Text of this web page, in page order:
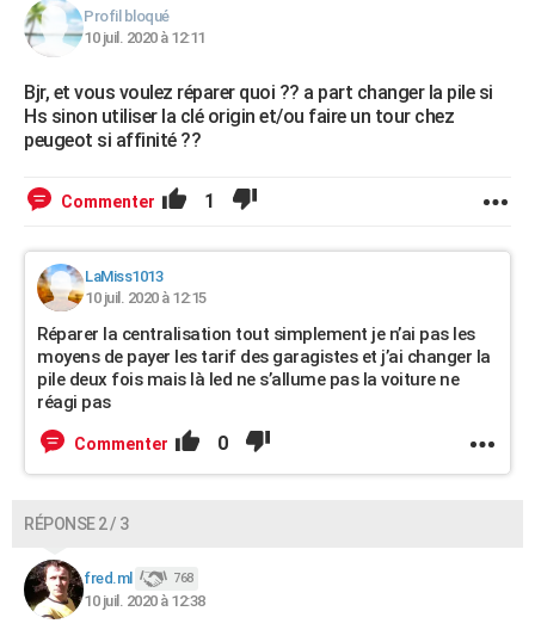
Profil bloqué
10 juil. 2020 à 12:11
Bjr, et vous voulez réparer quoi ?? a part changer la pile si
Hs sinon utiliser la clé origin et/ou faire un tour chez
peugeot si affinité ??
Commenter 1
LaMiss1013
10 juil. 2020 à 12:15
Réparer la centralisation tout simplement je n’ai pas les
moyens de payer les tarif des garagistes et j’ai changer la
pile deux fois mais là led ne s’allume pas la voiture ne
réagi pas
Commenter 0
RÉPONSE 2 / 3
fred.ml 768
10 juil. 2020 à 12:38